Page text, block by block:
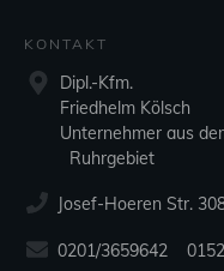
KONTAKT
Dipl.-Kfm.
Friedhelm Kölsch
Unternehmer aus
Ruhrgebiet
Josef-Hoeren Str.
0201/3659642